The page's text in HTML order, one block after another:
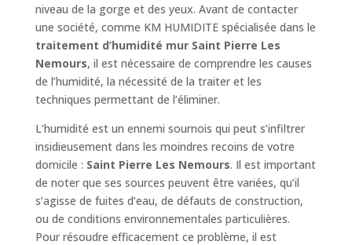
niveau de la gorge et des yeux. Avant de contacter
une société, comme KM HUMIDITE spécialisée dans le
traitement d’humidité mur Saint Pierre Les
Nemours, il est nécessaire de comprendre les causes
de l’humidité, la nécessité de la traiter et les
techniques permettant de l’éliminer.
L’humidité est un ennemi sournois qui peut s’infiltrer
insidieusement dans les moindres recoins de votre
domicile : Saint Pierre Les Nemours. Il est important
de noter que ses sources peuvent être variées, qu’il
s’agisse de fuites d’eau, de défauts de construction,
ou de conditions environnementales particulières.
Pour résoudre efficacement ce problème, il est